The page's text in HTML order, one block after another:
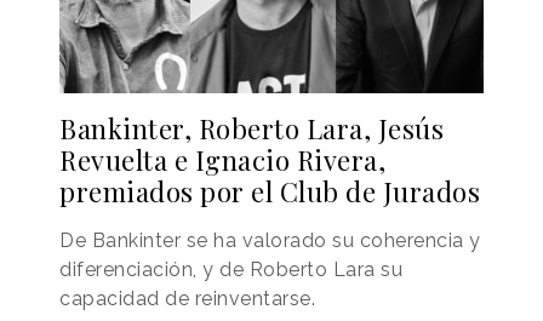
Bankinter, Roberto Lara, Jesús
Revuelta e Ignacio Rivera,
premiados por el Club de Jurados
De Bankinter se ha valorado su coherencia y
diferenciación, y de Roberto Lara su
capacidad de reinventarse.